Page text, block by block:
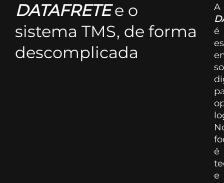
DATAFRETEe o
sistema TMS, de forma
descomplicada
A
é
é
e